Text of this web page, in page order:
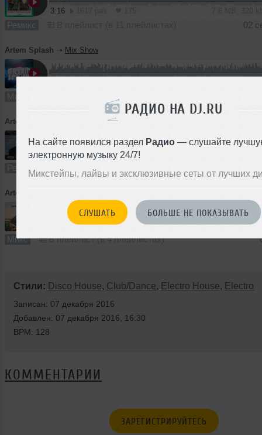
РАДИО НА DJ.RU
На сайте появился раздел Радио — слушайте
электронную музыку 24/7!
Микстейпы, лайвы и эксклюзивные сеты от лучших
СЛУШАТЬ БОЛЬШЕ НЕ ПОКАЗЫВАТЬ
3:16
Ремикс 02
Artem Splash ➝ Mix Show
Микс
Artem Splash Calvin Harris,Mike Newman - How Deep Is Your Love (Artem Splash Mash)
3:56 2198 раз 250
Ремикс В плейлист (в 24 плейлистах)
Artem Splash
785 раз 119 MB, 320
Микс В плейлист (в 4 плейлистах)
Стили: Disco House, Club/Dance, Electro House, Electro
Записан: 07 декабря 2016
Добавлен: 07 декабря 2016, 16:30
BPM: 128
КОММЕНТАРИИ
ЗАРЕГИСТРИРУЙТЕСЬ